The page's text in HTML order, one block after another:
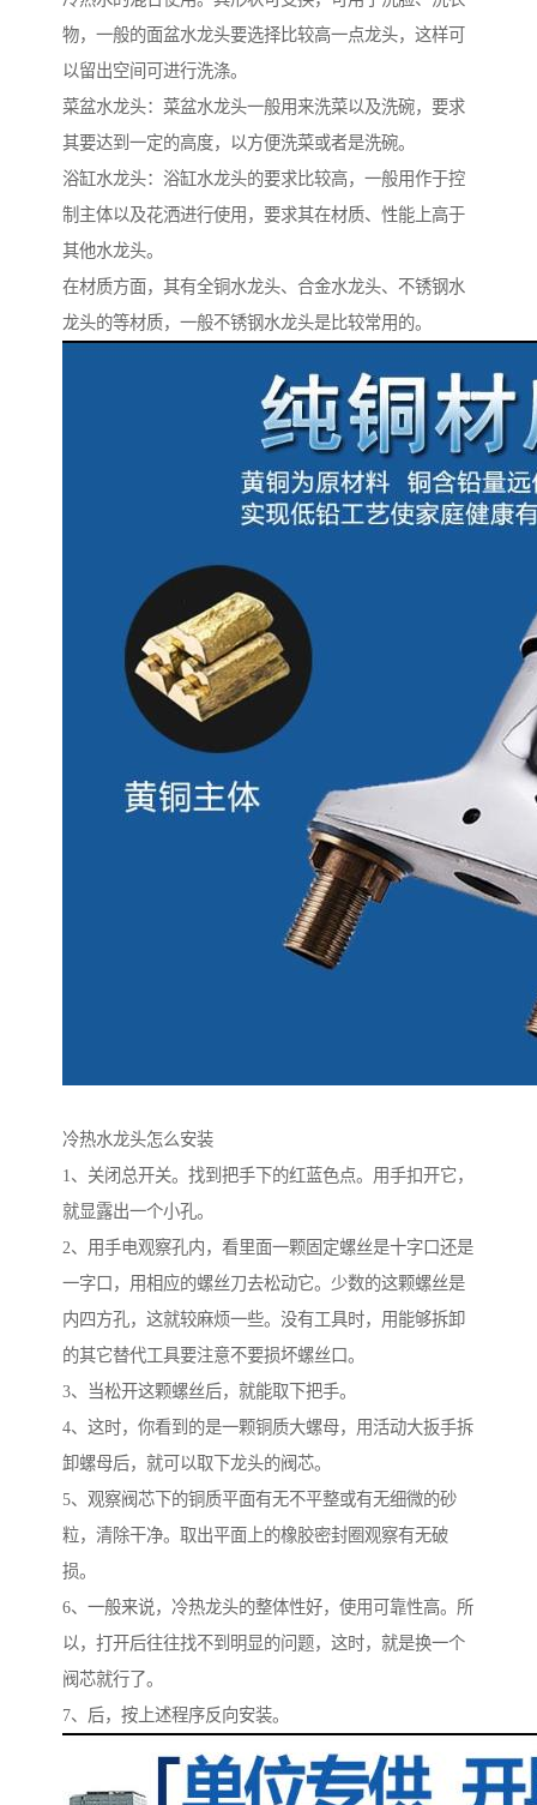
物，一般的面盆水龙头要选择比较高一点龙头，这样可
以留出空间可进行洗涤。
菜盆水龙头：菜盆水龙头一般用来洗菜以及洗碗，要求
其要达到一定的高度，以方便洗菜或者是洗碗。
浴缸水龙头：浴缸水龙头的要求比较高，一般用作于控
制主体以及花洒进行使用，要求其在材质、性能上高于
其他水龙头。
在材质方面，其有全铜水龙头、合金水龙头、不锈钢水
龙头的等材质，一般不锈钢水龙头是比较常用的。
冷热水龙头怎么安装
1、关闭总开关。找到把手下的红蓝色点。用手扣开它，
就显露出一个小孔。
2、用手电观察孔内，看里面一颗固定螺丝是十字口还是
一字口，用相应的螺丝刀去松动它。少数的这颗螺丝是
内四方孔，这就较麻烦一些。没有工具时，用能够拆卸
的其它替代工具要注意不要损坏螺丝口。
3、当松开这颗螺丝后，就能取下把手。
4、这时，你看到的是一颗铜质大螺母，用活动大扳手拆
卸螺母后，就可以取下龙头的阀芯。
5、观察阀芯下的铜质平面有无不平整或有无细微的砂
粒，清除干净。取出平面上的橡胶密封圈观察有无破
损。
6、一般来说，冷热龙头的整体性好，使用可靠性高。所
以，打开后往往找不到明显的问题，这时，就是换一个
阀芯就行了。
7、后，按上述程序反向安装。